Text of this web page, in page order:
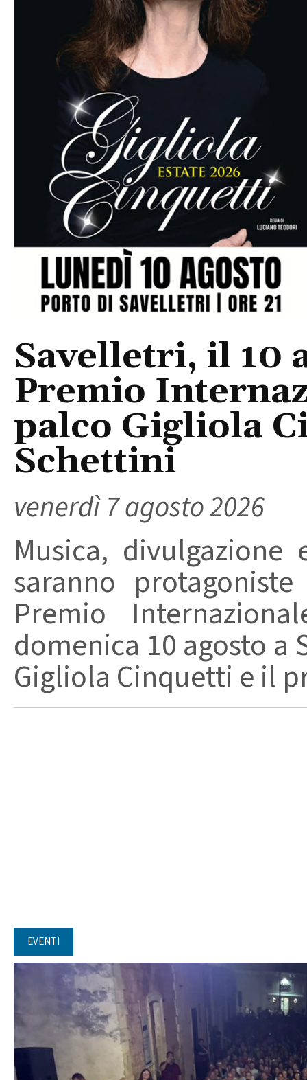
Savelletri, il 10
Premio
palco Gigliola
Schettini
venerdì 7 agosto 2026
Musica,
saranno
Premio
domenica 10 agosto
Gigliola Cinquetti e il
EVENTI